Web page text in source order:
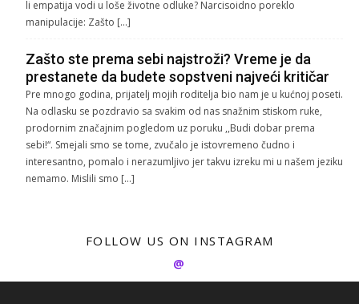
li empatija vodi u loše životne odluke? Narcisoidno poreklo
manipulacije: Zašto […]
Zašto ste prema sebi najstroži? Vreme je da
prestanete da budete sopstveni najveći kritičar
Pre mnogo godina, prijatelj mojih roditelja bio nam je u kućnoj poseti.
Na odlasku se pozdravio sa svakim od nas snažnim stiskom ruke,
prodornim značajnim pogledom uz poruku ,,Budi dobar prema
sebi!“. Smejali smo se tome, zvučalo je istovremeno čudno i
interesantno, pomalo i nerazumljivo jer takvu izreku mi u našem jeziku
nemamo. Mislili smo […]
FOLLOW US ON INSTAGRAM
@